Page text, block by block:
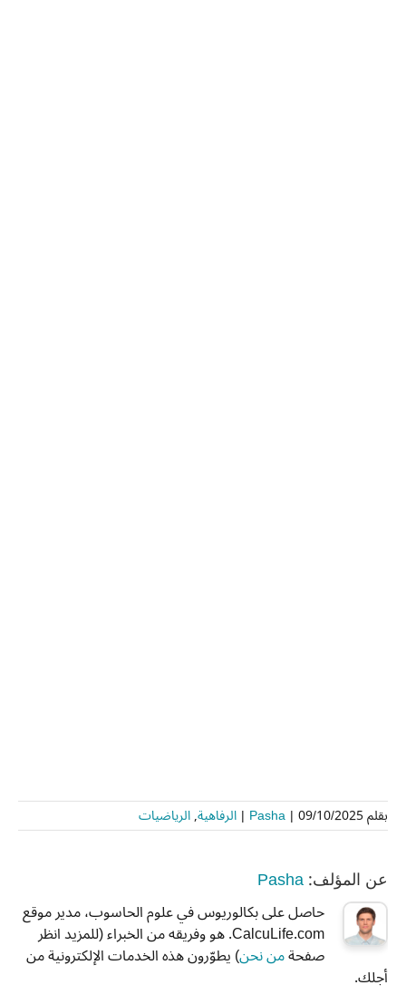
بقلم Pasha | 09/10/2025
| الرفاهية,الرياضيات
عن المؤلف: Pasha
حاصل على بكالوريوس في علوم الحاسوب، مدير موقع
CalcuLife.com. هو وفريقه من الخبراء (للمزيد انظر
صفحةمن نحن) يطوّرون هذه الخدمات الإلكترونية من
أجلك.